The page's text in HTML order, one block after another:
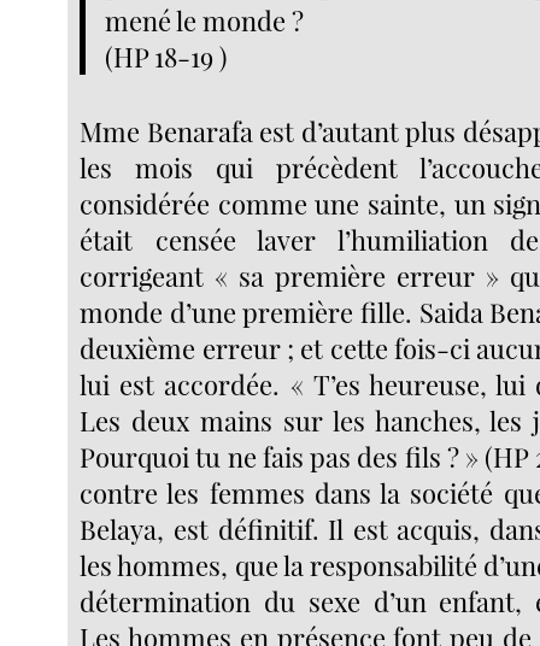
mené le monde ?
(HP 18-19 )
Mme Benarafa est d’autant plus
les mois qui précèdent
considérée comme une sainte, un
était censée laver l’humiliation
corrigeant « sa première erreur »
monde d’une première fille. Saida
deuxième erreur ; et cette fois-ci
lui est accordée. « T’es heureuse, lui
Les deux mains sur les hanches, les
Pourquoi tu ne fais pas des fils ? » (HP
contre les femmes dans la société
Belaya, est définitif. Il est acquis,
les hommes, que la responsabilité
détermination du sexe d’un enfant,
Les hommes en présence font peu de